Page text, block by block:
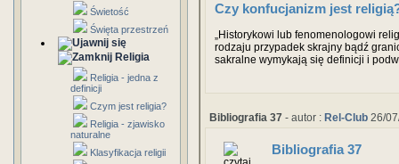
Świetość
Święta przestrzeń
Religia
Religia - jedna z
definicji
Czym jest religia?
Religia - zjawisko
naturalne
Klasyfikacja religii
Czy konfucjanizm jest
„Historykowi lub fenomenologowi
rodzaju przypadek skrajny bądź
sakralne wymykają się definicji i
cechy charakterystyczne możemy w
Bibliografia 37 - autor : Rel-Club 26/
Bibliografia 37